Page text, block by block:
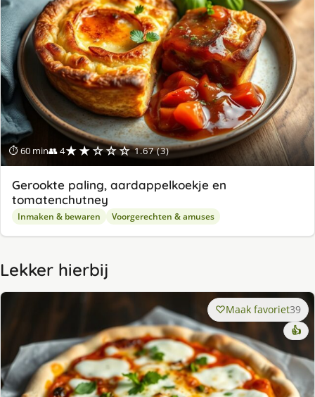
⏱ 60 min👥 4★★☆☆☆ 1.67 (3)
Gerookte paling, aardappelkoekje en
tomatenchutney
Inmaken & bewaren Voorgerechten & amuses
Lekker hierbij
Maak favoriet39
👍